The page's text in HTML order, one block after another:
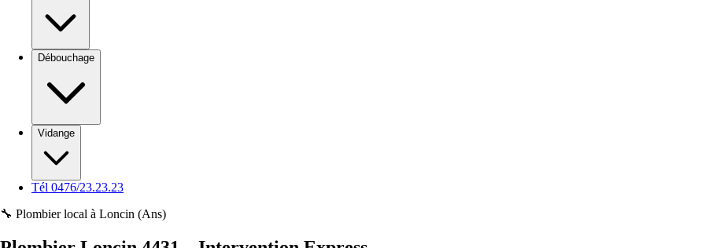
Débouchage
Vidange
Tél 0476/23.23.23
🔧 Plombier local à Loncin (Ans)